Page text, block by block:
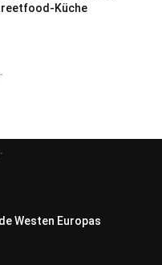
Küche
Westen Europas